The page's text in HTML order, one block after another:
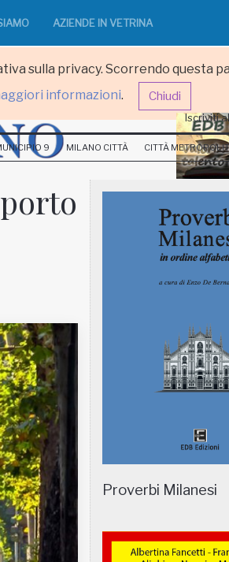
sulla privacy. Scorrendo questa
informazioni. Chiudi
AZIENDE IN VETRINA
Iscriviti
9 MILANO CITTÀ CITTÀ
Proverbi Milanesi